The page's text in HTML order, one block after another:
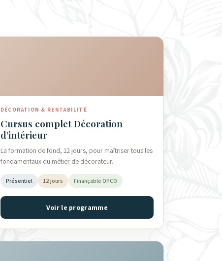
DÉCORATION & RENTABILITÉ
Cursus complet Décoration
d’intérieur
La formation de fond, 12 jours, pour maîtriser tous les
fondamentaux du métier de décorateur.
Présentiel 12 jours Finançable OPCO
Voir le programme